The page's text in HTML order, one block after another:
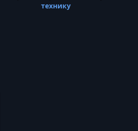
УРОК 21.технику